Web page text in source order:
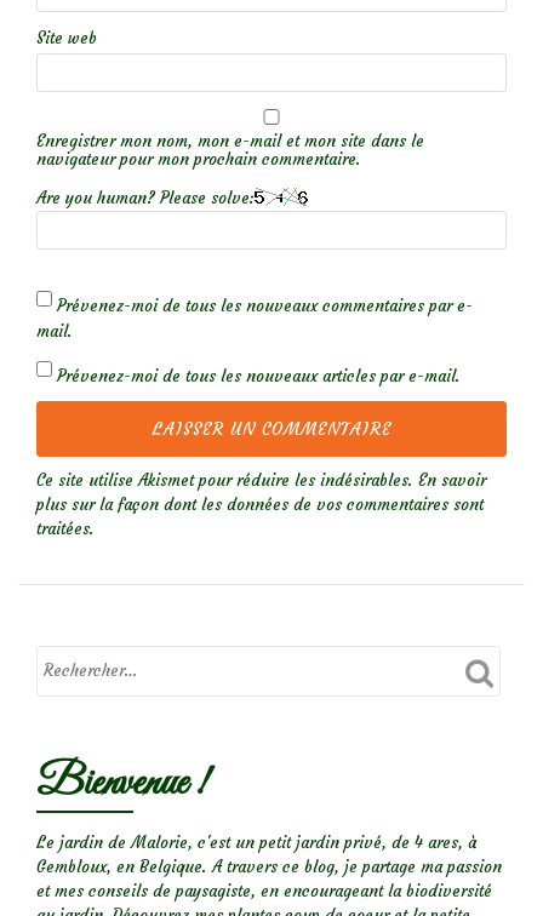
Site web
Enregistrer mon nom, mon e-mail et mon site dans le
navigateur pour mon prochain commentaire.
Are you human? Please solve:
Prévenez-moi de tous les nouveaux commentaires par e-
mail.
Prévenez-moi de tous les nouveaux articles par e-mail.
Ce site utilise Akismet pour réduire les indésirables. En savoir
plus sur la façon dont les données de vos commentaires sont
traitées.
Bienvenue !
Le jardin de Malorie, c'est un petit jardin privé, de 4 ares, à
Gembloux, en Belgique. A travers ce blog, je partage ma passion
et mes conseils de paysagiste, en encourageant la biodiversité